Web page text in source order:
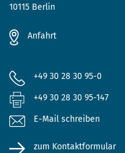
10115 Berlin
Anfahrt
+49 30 28 30 95-0
+49 30 28 30 95-147
E-Mail schreiben
zum Kontaktformular